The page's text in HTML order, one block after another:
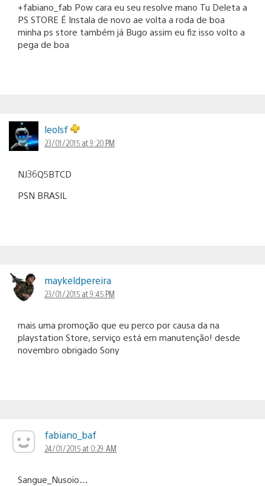
+fabiano_fab Pow cara eu seu resolve mano Tu Deleta a
PS STORE É Instala de novo ae volta a roda de boa
minha ps store também já Bugo assim eu fiz isso volto a
pega de boa
leolsf
23/01/2015 at 9:20 PM
NJ36Q5BTCD
PSN BRASIL
maykeldpereira
23/01/2015 at 9:45 PM
mais uma promoção que eu perco por causa da na
playstation Store, serviço está em manutenção! desde
novembro obrigado Sony
fabiano_baf
24/01/2015 at 0:29 AM
Sangue_Nusoio…